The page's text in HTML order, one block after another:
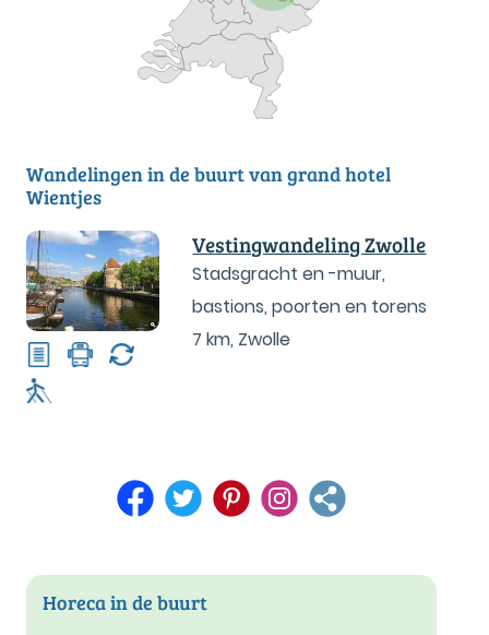
Wandelingen in de buurt van grand hotel
Wientjes
Vestingwandeling Zwolle
Stadsgracht en -muur,
bastions, poorten en torens
7 km, Zwolle
Horeca in de buurt